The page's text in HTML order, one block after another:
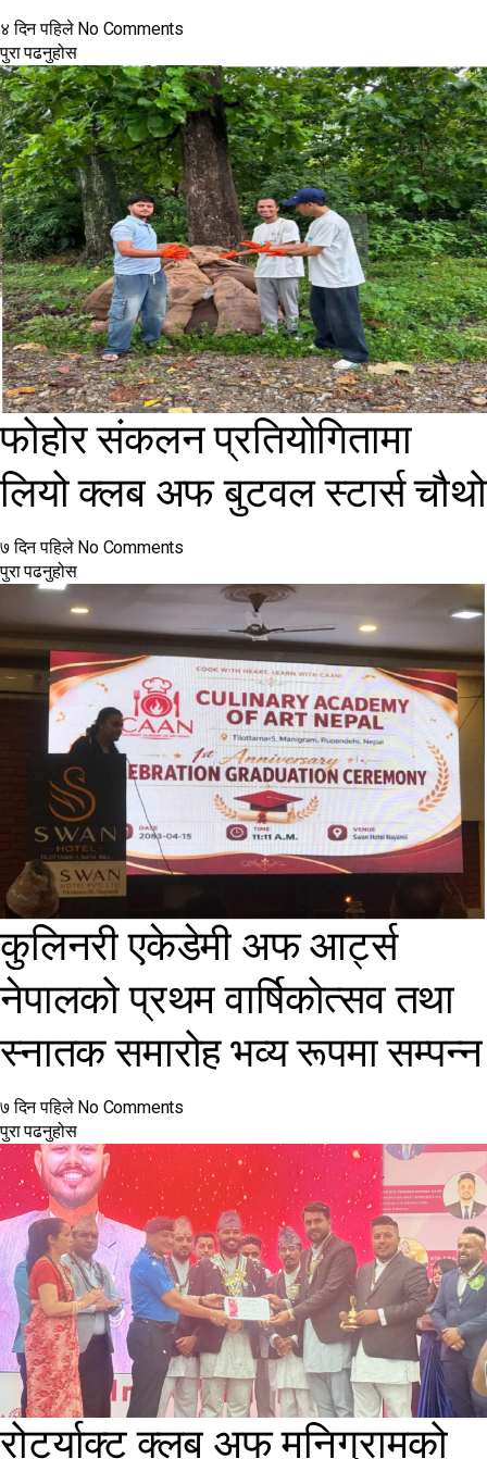
४ दिन पहिले No Comments
पुरा पढनुहोस
फोहोर संकलन प्रतियोगितामा
लियो क्लब अफ बुटवल स्टार्स चौथो
७ दिन पहिले No Comments
पुरा पढनुहोस
कुलिनरी एकेडेमी अफ आर्ट्स
नेपालको प्रथम वार्षिकोत्सव तथा
स्नातक समारोह भव्य रूपमा सम्पन्न
७ दिन पहिले No Comments
पुरा पढनुहोस
रोटर्याक्ट क्लब अफ मनिग्रामको